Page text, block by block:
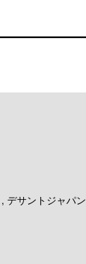
, デサントジャパン